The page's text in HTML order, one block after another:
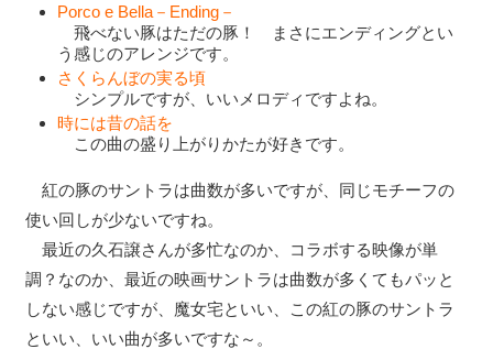
Porco e Bella－Ending－
飛べない豚はただの豚！ まさにエンディングとい
う感じのアレンジです。
さくらんぼの実る頃
シンプルですが、いいメロディですよね。
時には昔の話を
この曲の盛り上がりかたが好きです。
紅の豚のサントラは曲数が多いですが、同じモチーフの
使い回しが少ないですね。
最近の久石譲さんが多忙なのか、コラボする映像が単
調？なのか、最近の映画サントラは曲数が多くてもパッと
しない感じですが、魔女宅といい、この紅の豚のサントラ
といい、いい曲が多いですな～。